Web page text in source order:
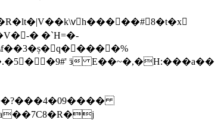
-� �`H=�-
�%
ӟ E��~�,�H:���a��